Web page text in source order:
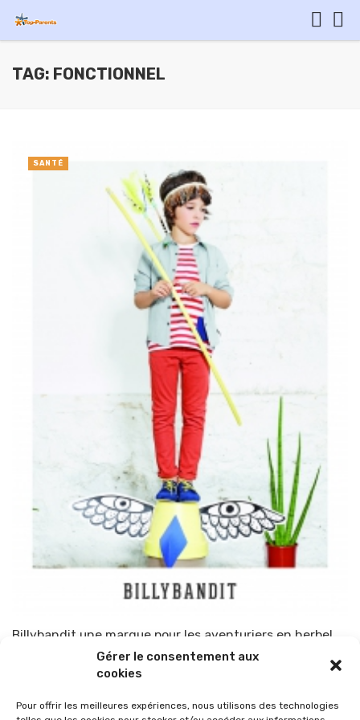
Gérer le consentement aux
cookies
Pour offrir les meilleures expériences, nous utilisons des technologies
TAG: FONCTIONNEL
Billybandit une marque pour les aventuriers en herbe!
TOP-PARENTS 17 mai 2015
SANTÉ